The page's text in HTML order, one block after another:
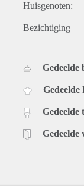
Huisgenoten:
Bezichtiging
Gedeelde
Gedeelde
Gedeelde
Gedeelde